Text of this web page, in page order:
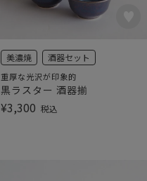
美濃焼 酒器セット
重厚な光沢が印象的
黒ラスター 酒器揃
¥3,300 税込